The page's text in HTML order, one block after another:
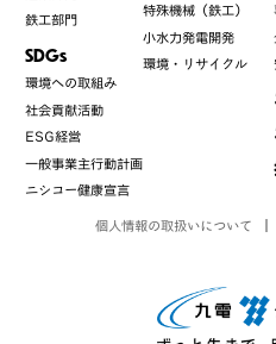
鉄工部門
SDGs
環境への取組み
社会貢献活動
ESG経営
一般事業主行動計画
ニシコー健康宣言
特殊機械（鉄工）
小水力発電開発
環境・リサイクル
個人情報の取扱いについて